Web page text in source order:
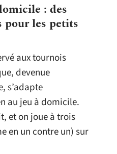
: des
pour les petits
aux tournois
devenue
s’adapte
au jeu à domicile.
et on joue à trois
en un contre un) sur